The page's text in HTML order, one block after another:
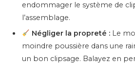
endommager le système de
l’assemblage.
Négliger la propreté : Le
moindre poussière dans une
un bon clipsage. Balayez en